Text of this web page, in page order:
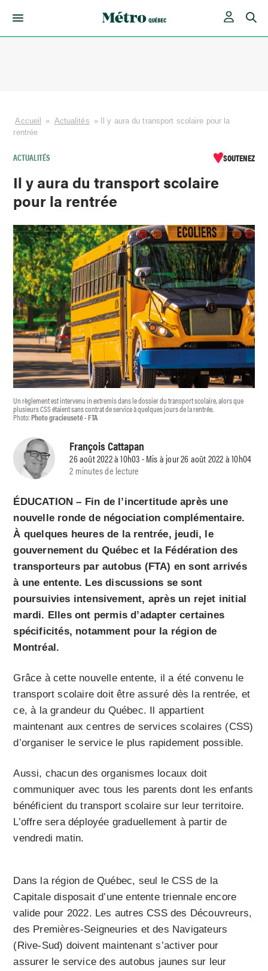
Accueil » Actualités »
Il y aura du transport scolaire pour la
rentrée
ACTUALITÉS SOUTENEZ
Il y aura du transport scolaire
pour la rentrée
Un règlement est intervenu in extremis dans le dossier du transport scolaire, alors que
plusieurs CSS étaient sans contrat de service à quelques jours de la rentrée.
Photo:Photo gracieuseté - FTA
François Cattapan
26 août 2022 à 10h03 - Mis à jour 26 août 2022 à 10h04
2 minutes de lecture
ÉDUCATION – Fin de l’incertitude après une
nouvelle ronde de négociation complémentaire.
À quelques heures de la rentrée, jeudi, le
gouvernement du Québec et la Fédération des
transporteurs par autobus (FTA) en sont arrivés
à une entente. Les discussions se sont
poursuivies intensivement, après un rejet initial
mardi. Elles ont permis d’adapter certaines
spécificités, notamment pour la région de
Montréal.
Grâce à cette nouvelle entente, il a été convenu le
transport scolaire doit être assuré dès la rentrée, et
ce, à la grandeur du Québec. Il appartient
maintenant aux centres de services scolaires (CSS)
d’organiser le service le plus rapidement possible.
Aussi, chacun des organismes locaux doit
communiquer avec tous les parents dont les enfants
bénéficient du transport scolaire sur leur territoire.
L’offre sera déployée graduellement à partir de
vendredi matin.
Dans la région de Québec, seul le CSS de la
Capitale disposait d’une entente triennale encore
valide pour 2022. Les autres CSS des Découvreurs,
des Premières-Seigneuries et des Navigateurs
(Rive-Sud) doivent maintenant s’activer pour
assurer le service des autobus jaunes sur leur